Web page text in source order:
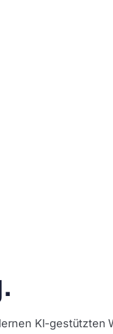
KI-gestützten